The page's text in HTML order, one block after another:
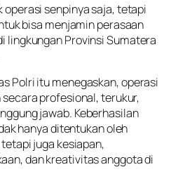
operasi senpinya saja, tetapi
bisa menjamin perasaan
lingkungan Provinsi Sumatera
Polri itu menegaskan, operasi
profesional, terukur,
jawab. Keberhasilan
hanya ditentukan oleh
juga kesiapan,
dan kreativitas anggota di